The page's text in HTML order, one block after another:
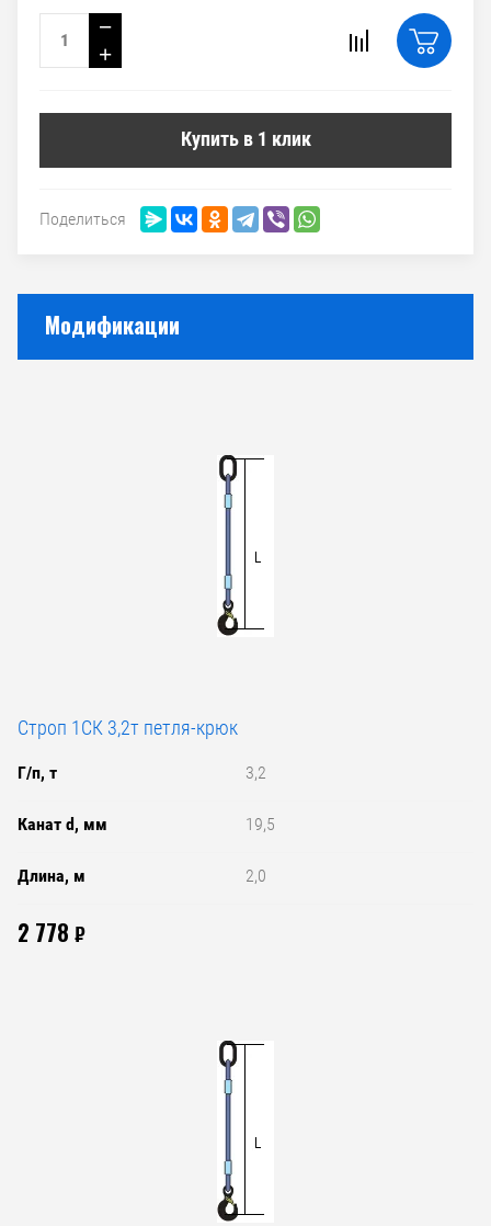
−
+
Купить в 1 клик
Поделиться
Модификации
Строп 1СК 3,2т петля-крюк
Г/п, т 3,2
Канат d, мм 19,5
Длина, м 2,0
2 778 ₽